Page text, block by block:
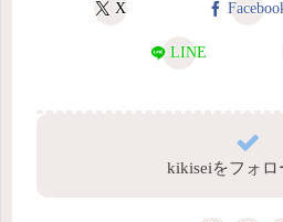
X
LINE
kikiseiをフォロ